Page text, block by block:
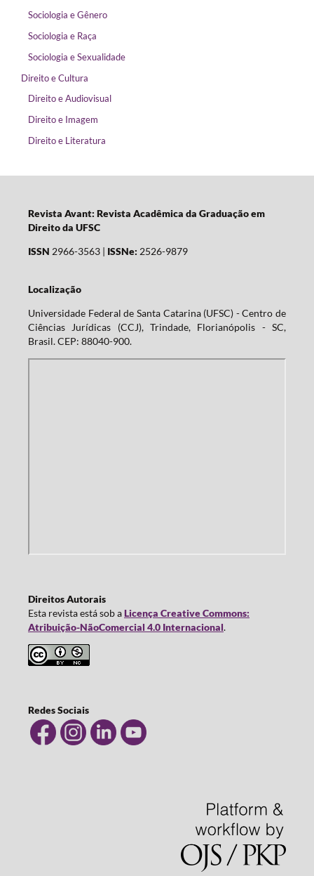
Sociologia e Gênero
Sociologia e Raça
Sociologia e Sexualidade
Direito e Cultura
Direito e Audiovisual
Direito e Imagem
Direito e Literatura
Revista Avant: Revista Acadêmica da Graduação em
Direito da UFSC
ISSN 2966-3563 | ISSNe: 2526-9879
Localização
Universidade Federal de Santa Catarina (UFSC) - Centro de
Ciências Jurídicas (CCJ), Trindade, Florianópolis - SC,
Brasil. CEP: 88040-900.
Direitos Autorais
Esta revista está sob aLicença Creative Commons:
Atribuição-NãoComercial 4.0 Internacional.
Redes Sociais